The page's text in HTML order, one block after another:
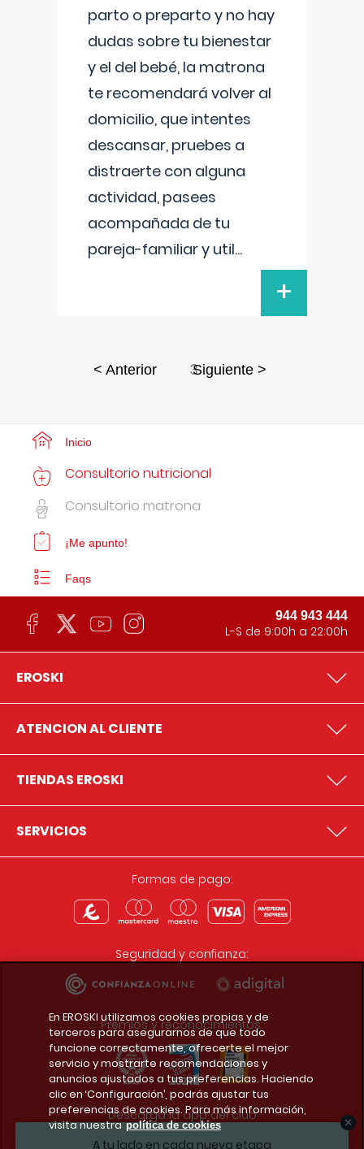
parto o preparto y no hay
dudas sobre tu bienestar
y el del bebé, la matrona
te recomendará volver al
domicilio, que intentes
descansar, pruebes a
distraerte con alguna
actividad, pasees
acompañada de tu
pareja-familiar y util...
+
< Anterior 3Siguiente >
A tu lado en cada nueva etapa
Inicio
Consultorio nutricional
Consultorio matrona
¡Me apunto!
Faqs
944 943 444
L-S de 9:00h a 22:00h
EROSKI
ATENCION AL CLIENTE
TIENDAS EROSKI
SERVICIOS
Formas de pago:
Seguridad y confianza:
Premios y reconocimientos:
Descarga la app del club
En EROSKI utilizamos cookies propias y de
terceros para asegurarnos de que todo
funcione correctamente, ofrecerte el mejor
servicio y mostrarte recomendaciones y
anuncios ajustados a tus preferencias. Haciendo
clic en ‘Configuración’, podrás ajustar tus
preferencias de cookies. Para más información,
visita nuestra política de cookies